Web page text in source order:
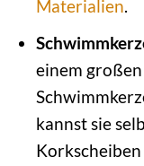
Materialien.
einem großen
kannst sie